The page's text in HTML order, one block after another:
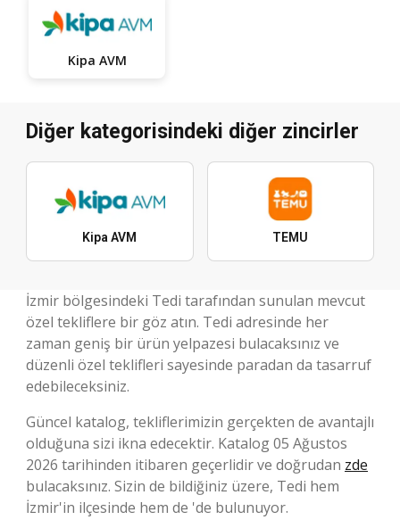
Kipa AVM
Diğer kategorisindeki diğer zincirler
Kipa AVM TEMU
İzmir bölgesindeki Tedi tarafından sunulan mevcut
özel tekliflere bir göz atın. Tedi adresinde her
zaman geniş bir ürün yelpazesi bulacaksınız ve
düzenli özel teklifleri sayesinde paradan da tasarruf
edebileceksiniz.
Güncel katalog, tekliflerimizin gerçekten de avantajlı
olduğuna sizi ikna edecektir. Katalog 05 Ağustos
2026 tarihinden itibaren geçerlidir ve doğrudan zde
bulacaksınız. Sizin de bildiğiniz üzere, Tedi hem
İzmir'in ilçesinde hem de 'de bulunuyor.